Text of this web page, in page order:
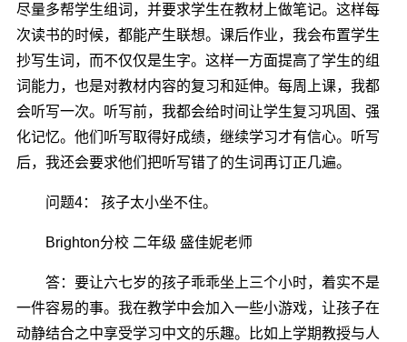
尽量多帮学生组词，并要求学生在教材上做笔记。这样每
次读书的时候，都能产生联想。课后作业，我会布置学生
抄写生词，而不仅仅是生字。这样一方面提高了学生的组
词能力，也是对教材内容的复习和延伸。每周上课，我都
会听写一次。听写前，我都会给时间让学生复习巩固、强
化记忆。他们听写取得好成绩，继续学习才有信心。听写
后，我还会要求他们把听写错了的生词再订正几遍。
问题4： 孩子太小坐不住。
Brighton分校 二年级 盛佳妮老师
答：要让六七岁的孩子乖乖坐上三个小时，着实不是
一件容易的事。我在教学中会加入一些小游戏，让孩子在
动静结合之中享受学习中文的乐趣。比如上学期教授与人